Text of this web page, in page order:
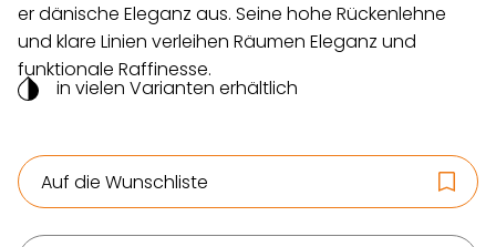
er dänische Eleganz aus. Seine hohe Rückenlehne
und klare Linien verleihen Räumen Eleganz und
funktionale Raffinesse.
in vielen Varianten erhältlich
Auf die Wunschliste